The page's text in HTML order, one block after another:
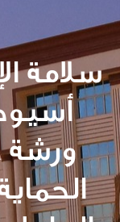
سلامة